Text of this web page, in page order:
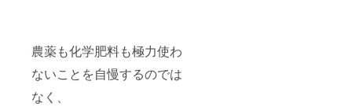
農薬も化学肥料も極力使わ
ないことを自慢するのでは
なく、